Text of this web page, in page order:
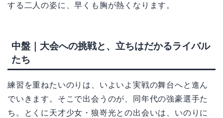
する二人の姿に、早くも胸が熱くなります。
中盤｜大会への挑戦と、立ちはだかるライバル
たち
練習を重ねたいのりは、いよいよ実戦の舞台へと進ん
でいきます。そこで出会うのが、同年代の強豪選手た
ち。とくに天才少女・狼嵜光との出会いは、いのりに